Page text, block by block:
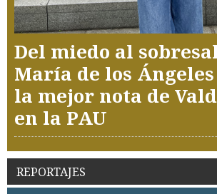
Del miedo al
María de los Ángeles
la mejor nota de
en la PAU
REPORTAJES